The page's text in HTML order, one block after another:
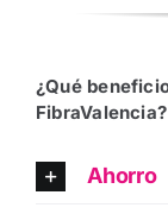
¿Qué
FibraValencia?
Ahorro